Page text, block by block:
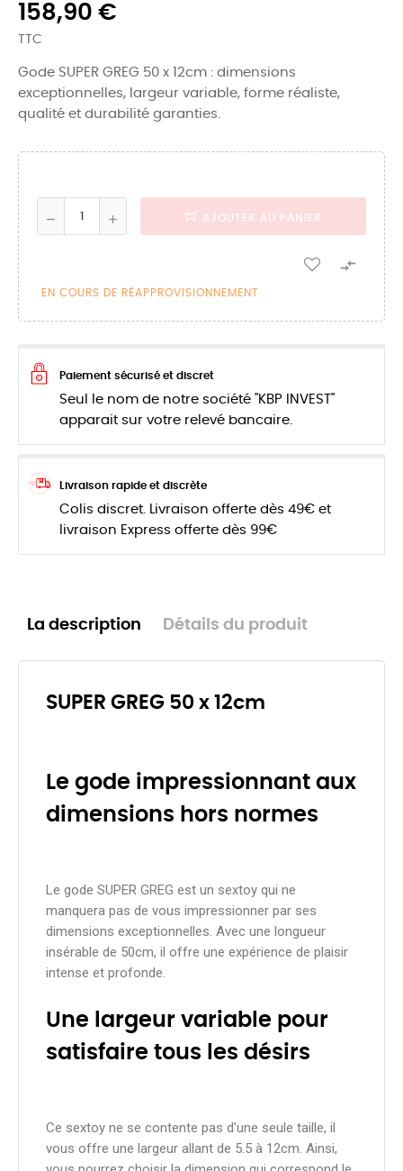
158,90 €
TTC
Gode SUPER GREG 50 x 12cm : dimensions
exceptionnelles, largeur variable, forme réaliste,
qualité et durabilité garanties.
AJOUTER AU PANIER

EN COURS DE RÉAPPROVISIONNEMENT
Paiement sécurisé et discret
Seul le nom de notre société "KBP INVEST"
apparait sur votre relevé bancaire.
Livraison rapide et discrète
Colis discret. Livraison offerte dès 49€ et
livraison Express offerte dès 99€
La description Détails du produit
SUPER GREG 50 x 12cm
Le gode impressionnant aux
dimensions hors normes
Le gode SUPER GREG est un sextoy qui ne
manquera pas de vous impressionner par ses
dimensions exceptionnelles. Avec une longueur
insérable de 50cm, il offre une expérience de plaisir
intense et profonde.
Une largeur variable pour
satisfaire tous les désirs
Ce sextoy ne se contente pas d'une seule taille, il
vous offre une largeur allant de 5.5 à 12cm. Ainsi,